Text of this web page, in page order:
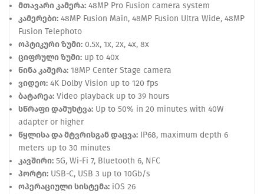
მთავარი კამერა: 48MP Pro Fusion camera system
კამერები: 48MP Fusion Main, 48MP Fusion Ultra Wide, 48MP
Fusion Telephoto
ოპტიკური ზუმი: 0.5x, 1x, 2x, 4x, 8x
ციფრული ზუმი: up to 40x
წინა კამერა: 18MP Center Stage camera
ვიდეო: 4K Dolby Vision up to 120 fps
ბატარეა: Video playback up to 39 hours
სწრაფი დამუხტვა: Up to 50% in 20 minutes with 40W
adapter or higher
წყლისა და მტვრისგან დაცვა: IP68, maximum depth 6
meters up to 30 minutes
კავშირი: 5G, Wi‑Fi 7, Bluetooth 6, NFC
პორტი: USB‑C, USB 3 up to 10Gb/s
ოპერაციული სისტემა: iOS 26